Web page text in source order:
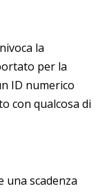
la
per la
ID numerico
con qualcosa di
una scadenza